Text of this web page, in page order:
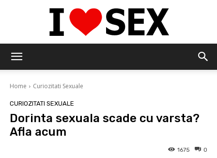
Home Curiozitati Sexuale
CURIOZITATI SEXUALE
Dorinta sexuala scade cu varsta?
Afla acum
0
1675